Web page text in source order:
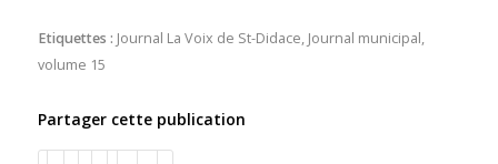
Etiquettes : Journal La Voix de St-Didace, Journal municipal,
volume 15
Partager cette publication